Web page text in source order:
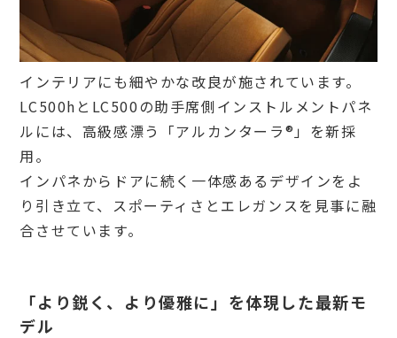
インテリアにも細やかな改良が施されています。
LC500hとLC500の助手席側インストルメントパネ
ルには、高級感漂う「アルカンターラ®」を新採
用。
インパネからドアに続く一体感あるデザインをよ
り引き立て、スポーティさとエレガンスを見事に融
合させています。
「より鋭く、より優雅に」を体現した最新モ
デル